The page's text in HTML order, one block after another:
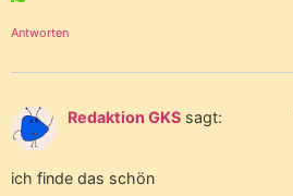
Antworten
Redaktion GKS sagt:
ich finde das schön